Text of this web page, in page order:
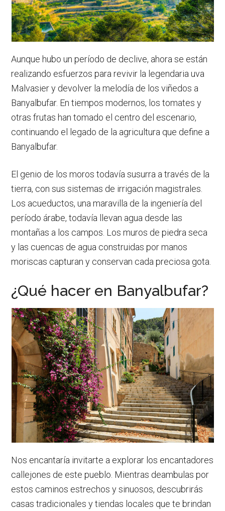
Aunque hubo un período de declive, ahora se están
realizando esfuerzos para revivir la legendaria uva
Malvasier y devolver la melodía de los viñedos a
Banyalbufar. En tiempos modernos, los tomates y
otras frutas han tomado el centro del escenario,
continuando el legado de la agricultura que define a
Banyalbufar.
El genio de los moros todavía susurra a través de la
tierra, con sus sistemas de irrigación magistrales.
Los acueductos, una maravilla de la ingeniería del
período árabe, todavía llevan agua desde las
montañas a los campos. Los muros de piedra seca
y las cuencas de agua construidas por manos
moriscas capturan y conservan cada preciosa gota.
¿Qué hacer en Banyalbufar?
Nos encantaría invitarte a explorar los encantadores
callejones de este pueblo. Mientras deambulas por
estos caminos estrechos y sinuosos, descubrirás
casas tradicionales y tiendas locales que te brindan